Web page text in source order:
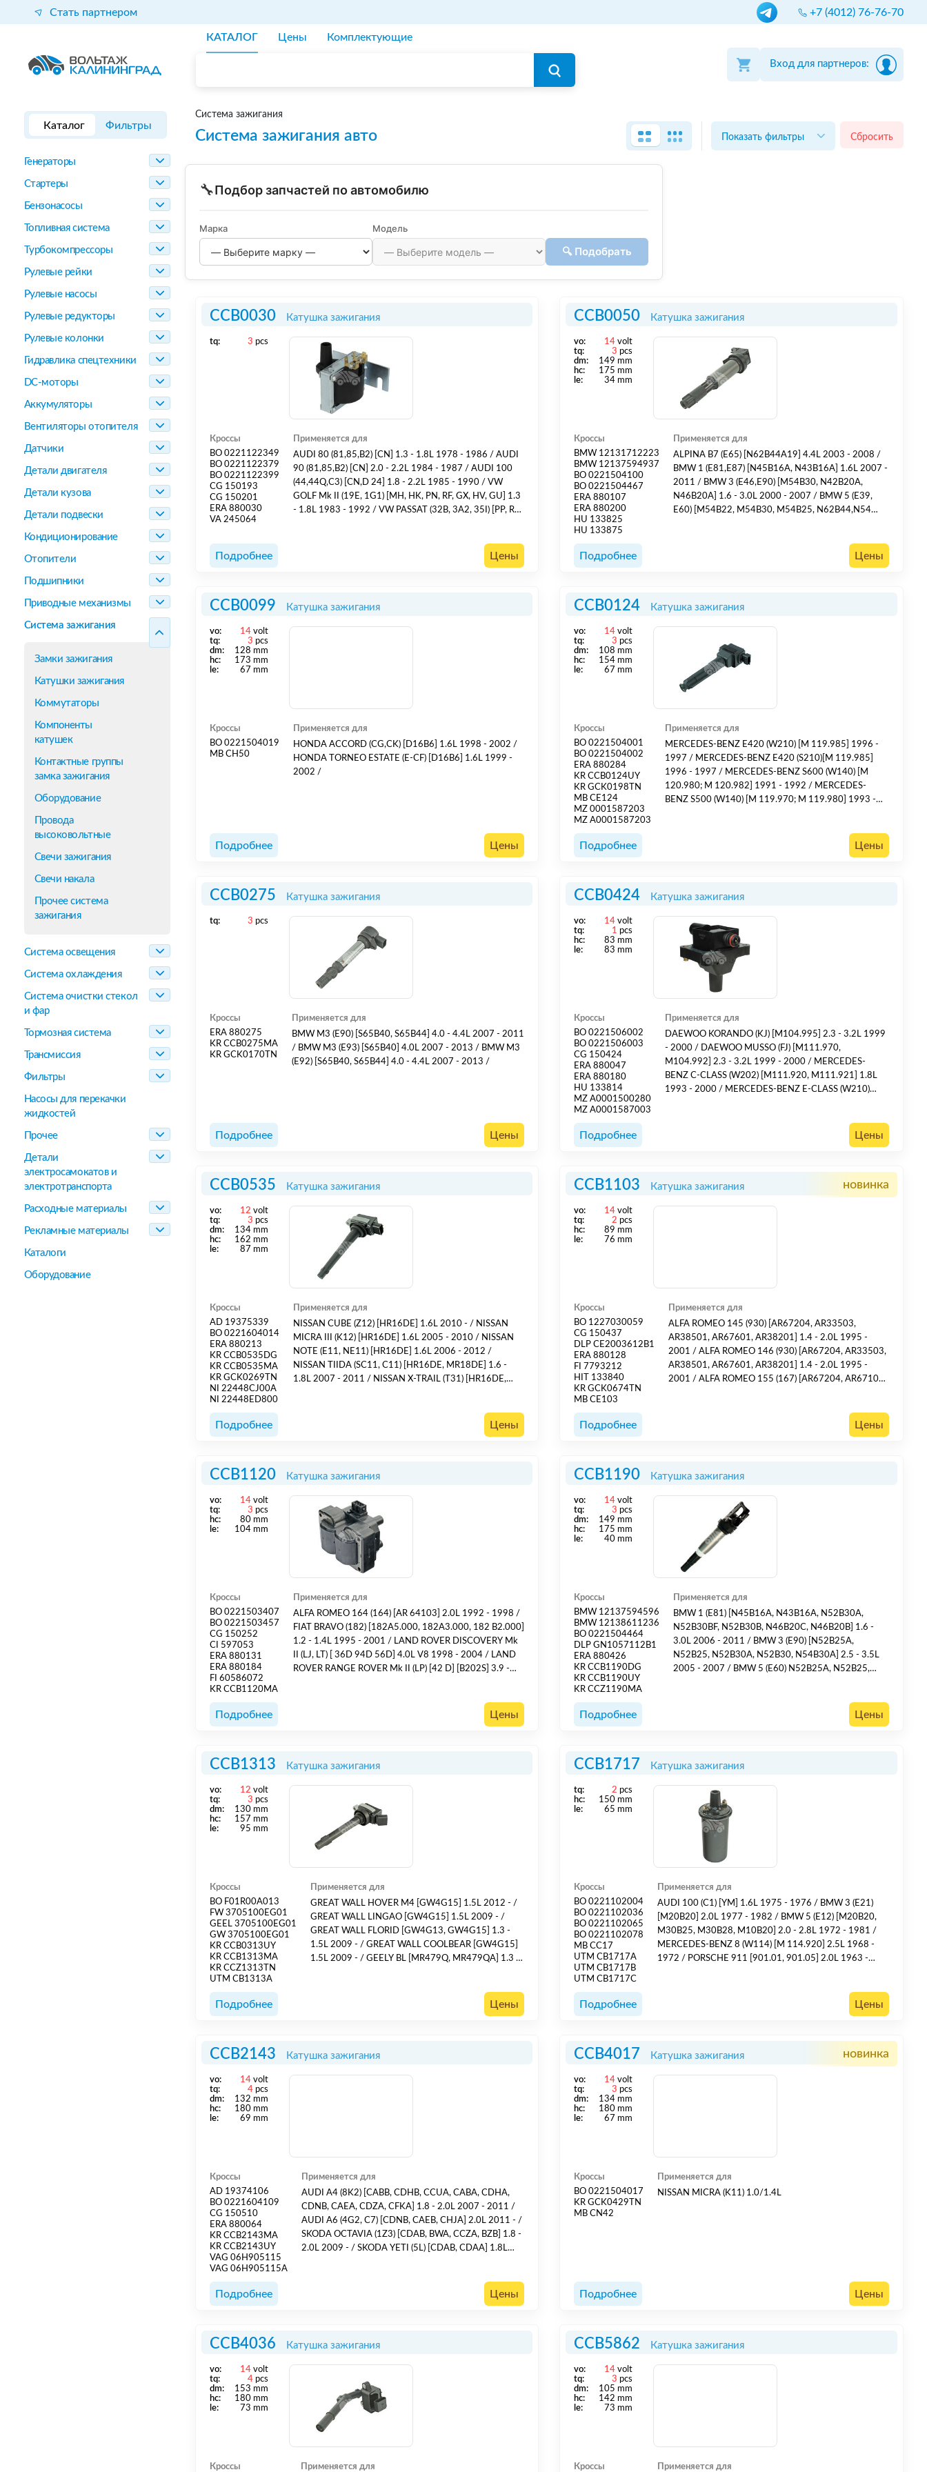
Стать партнером +7 (4012) 76-76-70
КАТАЛОГ Цены Комплектующие
Вход для партнеров:
Каталог Фильтры
Генераторы
Стартеры
Бензонасосы
Топливная система
Турбокомпрессоры
Рулевые рейки
Рулевые насосы
Рулевые редукторы
Рулевые колонки
Гидравлика спецтехники
DC-моторы
Аккумуляторы
Вентиляторы отопителя
Датчики
Детали двигателя
Детали кузова
Детали подвески
Кондиционирование
Отопители
Подшипники
Приводные механизмы
Система зажигания
Замки зажигания
Катушки зажигания
Коммутаторы
Компоненты
катушек
Контактные группы
замка зажигания
Оборудование
Провода
высоковольтные
Свечи зажигания
Свечи накала
Прочее система
зажигания
Система освещения
Система охлаждения
Система очистки стекол
и фар
Тормозная система
Трансмиссия
Фильтры
Насосы для перекачки
жидкостей
Прочее
Детали
электросамокатов и
электротранспорта
Расходные материалы
Рекламные материалы
Каталоги
Оборудование
Система зажигания
Система зажигания авто Показать фильтры Сбросить
🔧Подбор запчастей по автомобилю
Марка Модель
🔍 Подобрать
CCB0030 Катушка зажигания
tq: 3 pcs
Кроссы
BO 0221122349
BO 0221122379
BO 0221122399
CG 150193
CG 150201
ERA 880030
VA 245064
Применяется для
AUDI 80 (81,85,B2) [CN] 1.3 - 1.8L 1978 - 1986 / AUDI
90 (81,85,B2) [CN] 2.0 - 2.2L 1984 - 1987 / AUDI 100
(44,44Q,C3) [CN,D 24] 1.8 - 2.2L 1985 - 1990 / VW
GOLF Mk II (19E, 1G1) [MH, HK, PN, RF, GX, HV, GU] 1.3
- 1.8L 1983 - 1992 / VW PASSAT (32B, 3A2, 35I) [PP, RL,
Подробнее Цены
CCB0050 Катушка зажигания
vo: 14 volt
tq:
3 pcs
dm:
149 mm
hс:
175 mm
le:
34 mm
Кроссы
BMW 12131712223
BMW 12137594937
BO 0221504100
BO 0221504467
ERA 880107
ERA 880200
HU 133825
HU 133875
Применяется для
ALPINA B7 (E65) [N62B44A19] 4.4L 2003 - 2008 /
BMW 1 (E81,E87) [N45B16A, N43B16A] 1.6L 2007 -
2011 / BMW 3 (E46,E90) [M54B30, N42B20A,
N46B20A] 1.6 - 3.0L 2000 - 2007 / BMW 5 (E39,
E60) [M54B22, M54B30, M54B25, N62B44,N54
Подробнее Цены
CCB0099 Катушка зажигания
vo: 14 volt
tq:
3 pcs
dm:
128 mm
hс:
173 mm
le:
67 mm
Кроссы
BO 0221504019
MB CH50
Применяется для
HONDA ACCORD (CG,CK) [D16B6] 1.6L 1998 - 2002 /
HONDA TORNEO ESTATE (E-CF) [D16B6] 1.6L 1999 -
2002 /
Подробнее Цены
CCB0124 Катушка зажигания
vo: 14 volt
tq:
3 pcs
dm:
108 mm
hс:
154 mm
le:
67 mm
Кроссы
BO 0221504001
BO 0221504002
ERA 880284
KR CCB0124UY
KR GCK0198TN
MB CE124
MZ 0001587203
MZ A0001587203
Применяется для
MERCEDES-BENZ E420 (W210) [M 119.985] 1996 -
1997 / MERCEDES-BENZ E420 (S210)[M 119.985]
1996 - 1997 / MERCEDES-BENZ S600 (W140) [M
120.980; M 120.982] 1991 - 1992 / MERCEDES-
BENZ S500 (W140) [M 119.970; M 119.980] 1993 -
Подробнее Цены
CCB0275 Катушка зажигания
tq: 3 pcs
Кроссы
ERA 880275
KR CCB0275MA
KR GCK0170TN
Применяется для
BMW M3 (E90) [S65B40, S65B44] 4.0 - 4.4L 2007 - 2011
/ BMW M3 (E93) [S65B40] 4.0L 2007 - 2013 / BMW M3
(E92) [S65B40, S65B44] 4.0 - 4.4L 2007 - 2013 /
Подробнее Цены
CCB0424 Катушка зажигания
vo: 14 volt
tq:
1
pcs
hс:
83 mm
le:
83 mm
Кроссы
BO 0221506002
BO 0221506003
CG 150424
ERA 880047
ERA 880180
HU 133814
MZ A0001500280
MZ A0001587003
Применяется для
DAEWOO KORANDO (KJ) [M104.995] 2.3 - 3.2L 1999
- 2000 / DAEWOO MUSSO (FJ) [M111.970,
M104.992] 2.3 - 3.2L 1999 - 2000 / MERCEDES-
BENZ C-CLASS (W202) [M111.920, M111.921] 1.8L
1993 - 2000 / MERCEDES-BENZ E-CLASS (W210)
(638) [M111.948, M111.950, M111.978, M111.980]
Подробнее Цены
CCB0535 Катушка зажигания
vo: 12 volt
tq:
3 pcs
dm:
134 mm
hс:
162 mm
le:
87 mm
Кроссы
AD 19375339
BO 0221604014
ERA 880213
KR CCB0535DG
KR CCB0535MA
KR GCK0269TN
NI 22448CJ00A
NI 22448ED800
Применяется для
NISSAN CUBE (Z12) [HR16DE] 1.6L 2010 - / NISSAN
MICRA III (K12) [HR16DE] 1.6L 2005 - 2010 / NISSAN
NOTE (E11, NE11) [HR16DE] 1.6L 2006 - 2012 /
NISSAN TIIDA (SC11, C11) [HR16DE, MR18DE] 1.6 -
1.8L 2007 - 2011 / NISSAN X-TRAIL (T31) [HR16DE,
Подробнее Цены
CCB1103 Катушка зажигания новинка
vo: 14 volt
tq:
2 pcs
hс:
89 mm
le:
76 mm
Кроссы
BO 1227030059
CG 150437
DLP CE2003612B1
ERA 880128
FI 7793212
HIT 133840
KR GCK0674TN
MB CE103
Применяется для
ALFA ROMEO 145 (930) [AR67204, AR33503,
AR38501, AR67601, AR38201] 1.4 - 2.0L 1995 -
2001 / ALFA ROMEO 146 (930) [AR67204, AR33503,
AR38501, AR67601, AR38201] 1.4 - 2.0L 1995 -
2001 / ALFA ROMEO 155 (167) [AR67204, AR67106,
Подробнее Цены
CCB1120 Катушка зажигания
vo: 14 volt
tq:
3 pcs
hс:
80 mm
le:
104 mm
Кроссы
BO 0221503407
BO 0221503457
CG 150252
CI 597053
ERA 880131
ERA 880184
FI 60586072
KR CCB1120MA
Применяется для
ALFA ROMEO 164 (164) [AR 64103] 2.0L 1992 - 1998 /
FIAT BRAVO (182) [182A5.000, 182A3.000, 182 B2.000]
1.2 - 1.4L 1995 - 2001 / LAND ROVER DISCOVERY Mk
II (LJ, LT) [ 36D 94D 56D] 4.0L V8 1998 - 2004 / LAND
ROVER RANGE ROVER Mk II (LP) [42 D] [B202S] 3.9 -
Подробнее Цены
CCB1190 Катушка зажигания
vo: 14 volt
tq:
3 pcs
dm:
149 mm
hс:
175 mm
le:
40 mm
Кроссы
BMW 12137594596
BMW 12138611236
BO 0221504464
DLP GN1057112B1
ERA 880426
KR CCB1190DG
KR CCB1190UY
KR CCZ1190MA
Применяется для
BMW 1 (E81) [N45B16A, N43B16A, N52B30A,
N52B30BF, N52B30B, N46B20C, N46B20B] 1.6 -
3.0L 2006 - 2011 / BMW 3 (E90) [N52B25A,
N52B25, N52B30A, N52B30, N54B30A] 2.5 - 3.5L
2005 - 2007 / BMW 5 (E60) N52B25A, N52B25,
(R56) [N12B16A, N14B16A, N14B16AB, N16B16A,
Подробнее Цены
CCB1313 Катушка зажигания
vo: 12 volt
tq:
3 pcs
dm:
130 mm
hс:
157 mm
le:
95 mm
Кроссы
BO F01R00A013
FW 3705100EG01
GEEL 3705100EG01
GW 3705100EG01
KR CCB0313UY
KR CCB1313MA
KR CCZ1313TN
UTM CB1313A
Применяется для
GREAT WALL HOVER M4 [GW4G15] 1.5L 2012 - /
GREAT WALL LINGAO [GW4G15] 1.5L 2009 - /
GREAT WALL FLORID [GW4G13, GW4G15] 1.3 -
1.5L 2009 - / GREAT WALL COOLBEAR [GW4G15]
1.5L 2009 - / GEELY BL [MR479Q, MR479QA] 1.3 -
Подробнее Цены
CCB1717 Катушка зажигания
tq: 2 pcs
hс:
150 mm
le:
65 mm
Кроссы
BO 0221102004
BO 0221102036
BO 0221102065
BO 0221102078
MB CC17
UTM CB1717A
UTM CB1717B
UTM CB1717C
Применяется для
AUDI 100 (C1) [YM] 1.6L 1975 - 1976 / BMW 3 (E21)
[M20B20] 2.0L 1977 - 1982 / BMW 5 (E12) [M20B20,
M30B25, M30B28, M10B20] 2.0 - 2.8L 1972 - 1981 /
MERCEDES-BENZ 8 (W114) [M 114.920] 2.5L 1968 -
1972 / PORSCHE 911 [901.01, 901.05] 2.0L 1963 -
Подробнее Цены
CCB2143 Катушка зажигания
vo: 14 volt
tq:
4 pcs
dm:
132 mm
hс:
180 mm
le:
69 mm
Кроссы
AD 19374106
BO 0221604109
CG 150510
ERA 880064
KR CCB2143MA
KR CCB2143UY
VAG 06H905115
VAG 06H905115A
Применяется для
AUDI A4 (8K2) [CABB, CDHB, CCUA, CABA, CDHA,
CDNB, CAEA, CDZA, CFKA] 1.8 - 2.0L 2007 - 2011 /
AUDI A6 (4G2, C7) [CDNB, CAEB, CHJA] 2.0L 2011 - /
SKODA OCTAVIA (1Z3) [CDAB, BWA, CCZA, BZB] 1.8 -
2.0L 2009 - / SKODA YETI (5L) [CDAB, CDAA] 1.8L
VW PASSAT (362) [CDAA, CCZB] 1.8 - 2.0L 2010 -
Подробнее Цены
CCB4017 Катушка зажигания новинка
vo: 14 volt
tq:
3 pcs
dm:
134 mm
hс:
180 mm
le:
67 mm
Кроссы
BO 0221504017
KR GCK0429TN
MB CN42
Применяется для
NISSAN MICRA (K11) 1.0/1.4L
Подробнее Цены
CCB4036 Катушка зажигания
vo: 14 volt
tq:
4 pcs
dm:
153 mm
hс:
180 mm
le:
73 mm
Кроссы Применяется для
CCB5862 Катушка зажигания
vo: 14 volt
tq:
3 pcs
dm:
105 mm
hс:
142 mm
le:
73 mm
Кроссы Применяется для